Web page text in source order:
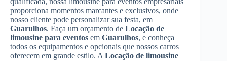
proporciona momentos marcantes e exclusivos, onde
nosso cliente pode personalizar sua festa, em
Guarulhos. Faça um orçamento de Locação de
limousine para eventos em Guarulhos, e conheça
todos os equipamentos e opcionais que nossos carros
oferecem em grande estilo. A Locação de limousine